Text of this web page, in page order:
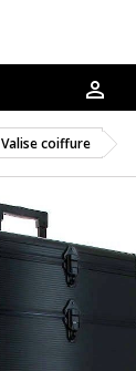

Valise coiffure